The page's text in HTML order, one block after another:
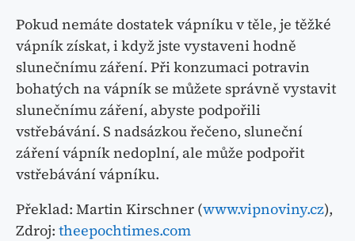
Pokud nemáte dostatek vápníku v těle, je těžké
vápník získat, i když jste vystaveni hodně
slunečnímu záření. Při konzumaci potravin
bohatých na vápník se můžete správně vystavit
slunečnímu záření, abyste podpořili
vstřebávání. S nadsázkou řečeno, sluneční
záření vápník nedoplní, ale může podpořit
vstřebávání vápníku.
Překlad: Martin Kirschner (www.vipnoviny.cz),
Zdroj: theepochtimes.com